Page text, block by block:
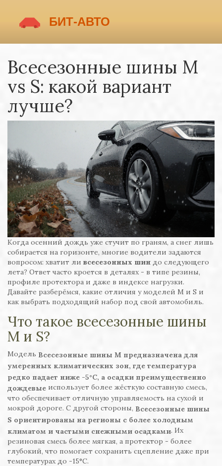
Всесезонные шины M
vs S: какой вариант
лучше?
Когда осенний дождь уже стучит по граням, а снег лишь
собирается на горизонте, многие водители задаются
вопросом: хватит ли всесезонных шин до следующего
лета? Ответ часто кроется в деталях - в типе резины,
профиле протектора и даже в индексе нагрузки.
Давайте разберёмся, какие отличия у моделей M и S и
как выбрать подходящий набор под свой автомобиль.
Что такое всесезонные шины
M и S?
Модель Всесезонные шины M предназначена для
умеренных климатических зон, где температура
редко падает ниже -5°C, а осадки преимущественно
дождевые использует более жёсткую составную смесь,
что обеспечивает отличную управляемость на сухой и
мокрой дороге. С другой стороны, Всесезонные шины
S ориентированы на регионы с более холодным
климатом и частыми снежными осадками. Их
резиновая смесь более мягкая, а протектор - более
глубокий, что помогает сохранить сцепление даже при
температурах до -15°C.